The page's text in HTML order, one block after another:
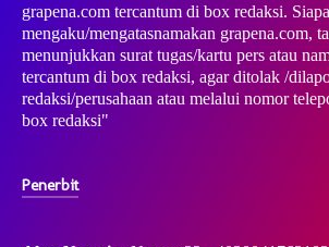
grapena.com tercantum di box redaksi.
mengaku/mengatasnamakan grapena.com,
menunjukkan surat tugas/kartu pers atau
tercantum di box redaksi, agar ditolak /
redaksi/perusahaan atau melalui nomor
box redaksi"
Penerbit